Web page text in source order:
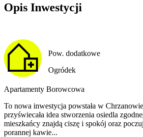
Opis Inwestycji
Pow. dodatkowe
Ogródek
Apartamenty Borowcowa
To nowa inwestycja powstała w
przyświecała idea stworzenia osiedla
mieszkańcy znajdą ciszę i spokój oraz
porannej kawie...